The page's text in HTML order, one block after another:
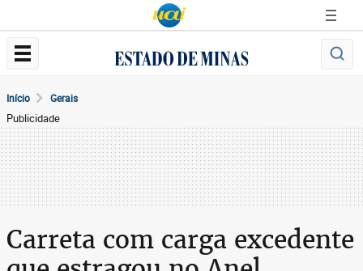
Início Gerais
Publicidade
Carreta com carga excedente